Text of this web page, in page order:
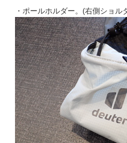
・ポールホルダー。(右側ショル